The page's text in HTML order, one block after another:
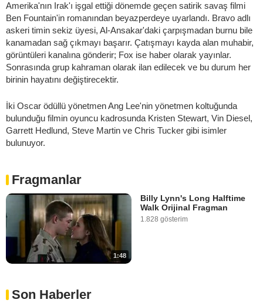
Amerika'nın Irak'ı işgal ettiği dönemde geçen satirik savaş filmi
Ben Fountain'in romanından beyazperdeye uyarlandı. Bravo adlı
askeri timin sekiz üyesi, Al-Ansakar'daki çarpışmadan burnu bile
kanamadan sağ çıkmayı başarır. Çatışmayı kayda alan muhabir,
görüntüleri kanalına gönderir; Fox ise haber olarak yayınlar.
Sonrasında grup kahraman olarak ilan edilecek ve bu durum her
birinin hayatını değiştirecektir.
İki Oscar ödüllü yönetmen Ang Lee'nin yönetmen koltuğunda
bulunduğu filmin oyuncu kadrosunda Kristen Stewart, Vin Diesel,
Garrett Hedlund, Steve Martin ve Chris Tucker gibi isimler
bulunuyor.
Fragmanlar
1:48
Billy Lynn's Long Halftime
Walk Orijinal Fragman
1.828 gösterim
Son Haberler